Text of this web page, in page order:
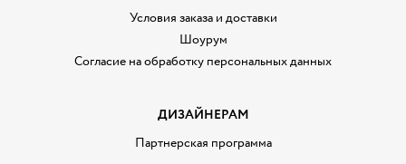
Условия заказа и доставки
Шоурум
Согласие на обработку персональных данных
ДИЗАЙНЕРАМ
Партнерская программа